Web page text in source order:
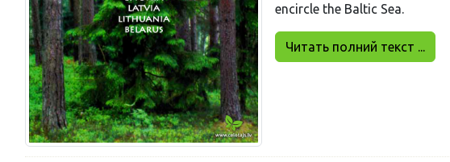
encircle the Baltic Sea.
Читать полний текст ...